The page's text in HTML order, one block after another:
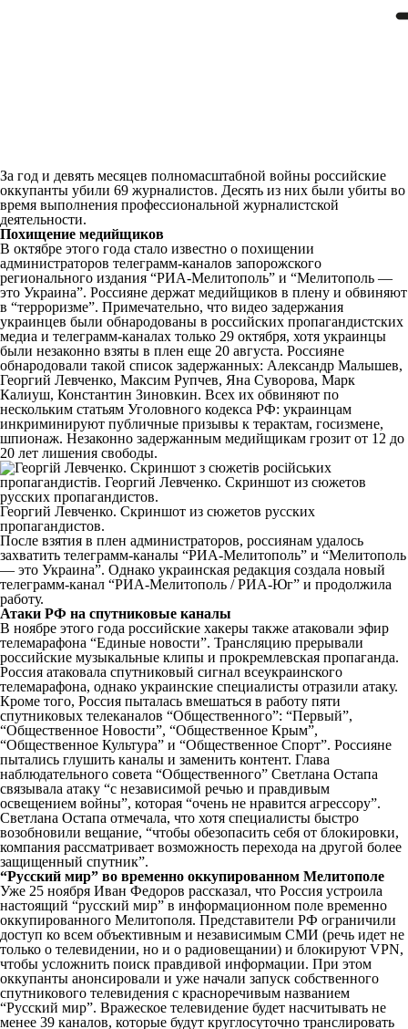
За год и девять месяцев полномасштабной войны российские
оккупанты убили 69 журналистов. Десять из них были убиты во
время выполнения профессиональной журналистской
деятельности.
Похищение медийщиков
В октябре этого года стало известно о похищении
администраторов телеграмм-каналов запорожского
регионального издания “РИА-Мелитополь” и “Мелитополь —
это Украина”. Россияне держат медийщиков в плену и обвиняют
в “терроризме”. Примечательно, что видео задержания
украинцев были обнародованы в российских пропагандистских
медиа и телеграмм-каналах только 29 октября, хотя украинцы
были незаконно взяты в плен еще 20 августа. Россияне
обнародовали такой список задержанных: Александр Малышев,
Георгий Левченко, Максим Рупчев, Яна Суворова, Марк
Калиуш, Константин Зиновкин. Всех их обвиняют по
нескольким статьям Уголовного кодекса РФ: украинцам
инкриминируют публичные призывы к терактам, госизмене,
шпионаж. Незаконно задержанным медийщикам грозит от 12 до
20 лет лишения свободы.
Георгий Левченко. Скриншот из сюжетов русских
пропагандистов.
После взятия в плен администраторов, россиянам удалось
захватить телеграмм-каналы “РИА-Мелитополь” и “Мелитополь
— это Украина”. Однако украинская редакция создала новый
телеграмм-канал “РИА-Мелитополь / РИА-Юг” и продолжила
работу.
Атаки РФ на спутниковые каналы
В ноябре этого года российские хакеры также атаковали эфир
телемарафона “Единые новости”. Трансляцию прерывали
российские музыкальные клипы и прокремлевская пропаганда.
Россия атаковала спутниковый сигнал всеукраинского
телемарафона, однако украинские специалисты отразили атаку.
Кроме того, Россия пыталась вмешаться в работу пяти
спутниковых телеканалов “Общественного”: “Первый”,
“Общественное Новости”, “Общественное Крым”,
“Общественное Культура” и “Общественное Спорт”. Россияне
пытались глушить каналы и заменить контент. Глава
наблюдательного совета “Общественного” Светлана Остапа
связывала атаку “с независимой речью и правдивым
освещением войны”, которая “очень не нравится агрессору”.
Светлана Остапа отмечала, что хотя специалисты быстро
возобновили вещание, “чтобы обезопасить себя от блокировки,
компания рассматривает возможность перехода на другой более
защищенный спутник”.
“Русский мир” во временно оккупированном Мелитополе
Уже 25 ноября Иван Федоров рассказал, что Россия устроила
настоящий “русский мир” в информационном поле временно
оккупированного Мелитополя. Представители РФ ограничили
доступ ко всем объективным и независимым СМИ (речь идет не
только о телевидении, но и о радиовещании) и блокируют VPN,
чтобы усложнить поиск правдивой информации. При этом
оккупанты анонсировали и уже начали запуск собственного
спутникового телевидения с красноречивым названием
“Русский мир”. Вражеское телевидение будет насчитывать не
менее 39 каналов, которые будут круглосуточно транслировать